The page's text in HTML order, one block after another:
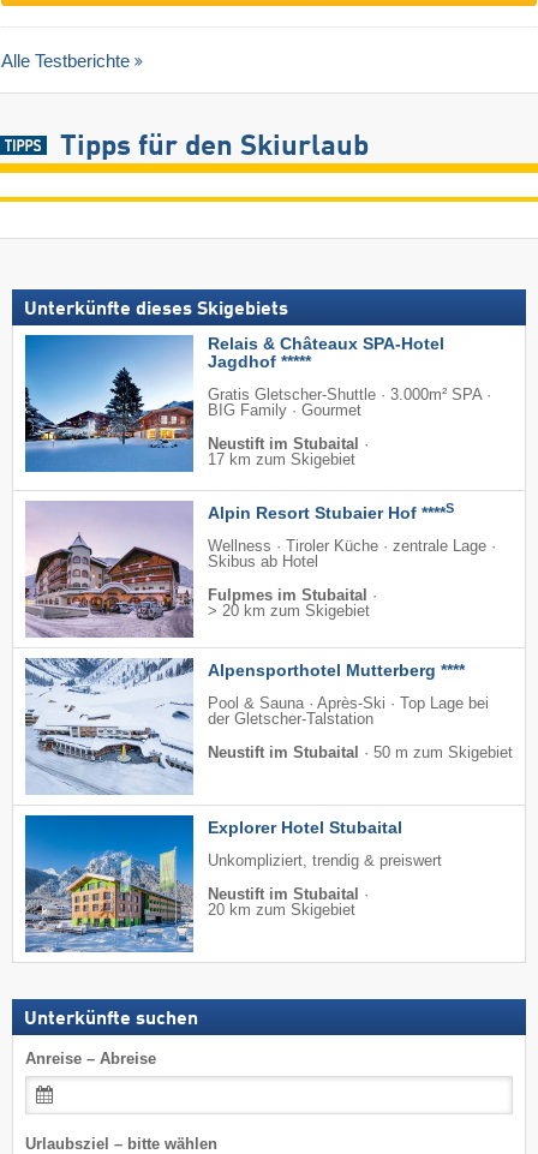
Alle Testberichte
Tipps für den Skiurlaub
Unterkünfte dieses Skigebiets
Relais & Châteaux SPA-Hotel
Jagdhof *****
Gratis Gletscher-Shuttle · 3.000m² SPA ·
BIG Family · Gourmet
Neustift im Stubaital ·
17 km zum Skigebiet
Alpin Resort Stubaier Hof ****S
Wellness · Tiroler Küche · zentrale Lage ·
Skibus ab Hotel
Fulpmes im Stubaital ·
> 20 km zum Skigebiet
Alpensporthotel Mutterberg ****
Pool & Sauna · Après-Ski · Top Lage bei
der Gletscher-Talstation
Neustift im Stubaital · 50 m zum Skigebiet
Explorer Hotel Stubaital
Unkompliziert, trendig & preiswert
Neustift im Stubaital ·
20 km zum Skigebiet
Unterkünfte suchen
Anreise – Abreise
Urlaubsziel – bitte wählen